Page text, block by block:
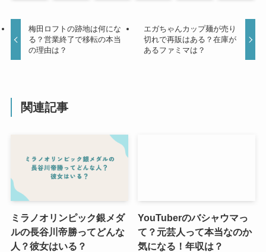
梅田ロフトの跡地は何にな
る？営業終了で移転の本当
の理由は？
エガちゃんカップ麺が売り
切れで再販はある？在庫が
あるファミマは？
関連記事
ミラノオリンピック銀メダ
ルの長谷川帝勝ってどんな
人？彼女はいる？
YouTuberのバシャウマっ
て？元芸人って本当なのか
気になる！年収は？